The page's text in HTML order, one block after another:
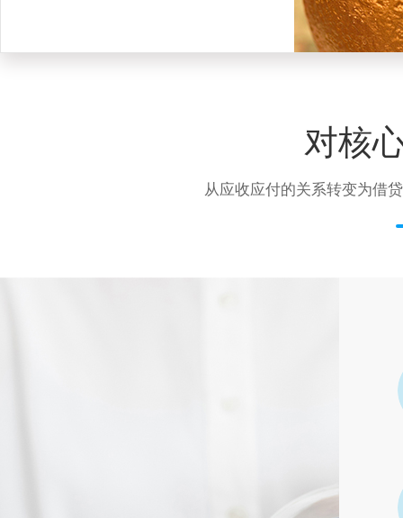
对核
从应收应付的关系转变为借